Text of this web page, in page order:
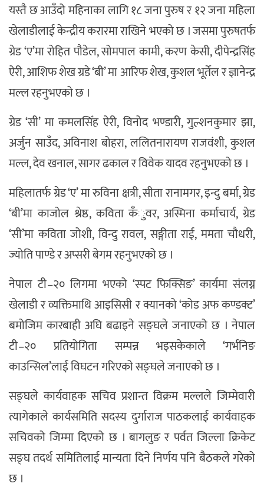
यस्तै छ आउँदो महिनाका लागि १८ जना पुरुष र १२ जना महिला
खेलाडीलाई केन्द्रीय करारमा राखिने भएको छ । जसमा पुरुषतर्फ
ग्रेड ‘ए’मा रोहित पौडेल, सोमपाल कामी, करण केसी, दीपेन्द्रसिंह
ऐरी, आशिफ शेख ग्रडे ‘बी’ मा आरिफ शेख, कुशल भूर्तेल र ज्ञानेन्द्र
मल्ल रहनुभएको छ ।
ग्रेड ‘सी’ मा कमलसिँह ऐरी, विनोद भण्डारी, गुल्शनकुमार झा,
अर्जुन साउँद, अविनाश बोहरा, ललितनारायण राजवंशी, कुशल
मल्ल, देव खनाल, सागर ढकाल र विवेक यादव रहनुभएको छ ।
महिलातर्फ ग्रेड ‘ए’ मा रुविना क्षत्री, सीता रानामगर, इन्दु बर्मा, ग्रेड
‘बी’मा काजोल श्रेष्ठ, कविता कँुवर, अस्मिना कर्माचार्य, ग्रेड
‘सी’मा कविता जोशी, विन्दु रावल, सङ्गीता राई, ममता चौधरी,
ज्योति पाण्डे र अप्सरी बेगम रहनुभएको छ ।
नेपाल टी–२० लिगमा भएको ‘स्पट फिक्सिङ’ कार्यमा संलग्न
खेलाडी र व्यक्तिमाथि आइसिसी र क्यानको ‘कोड अफ कण्डक्ट’
बमोजिम कारबाही अघि बढाइने सङ्घले जनाएको छ । नेपाल
टी–२० प्रतियोगिता सम्पन्न भइसकेकाले ‘गर्भनिङ
काउन्सिल’लाई विघटन गरिएको सङ्घले जनाएको छ ।
सङ्घले कार्यवाहक सचिव प्रशान्त विक्रम मल्लले जिम्मेवारी
त्यागेकाले कार्यसमिति सदस्य दुर्गाराज पाठकलाई कार्यवाहक
सचिवको जिम्मा दिएको छ । बागलुङ र पर्वत जिल्ला क्रिकेट
सङ्घ तदर्थ समितिलाई मान्यता दिने निर्णय पनि बैठकले गरेको
छ ।